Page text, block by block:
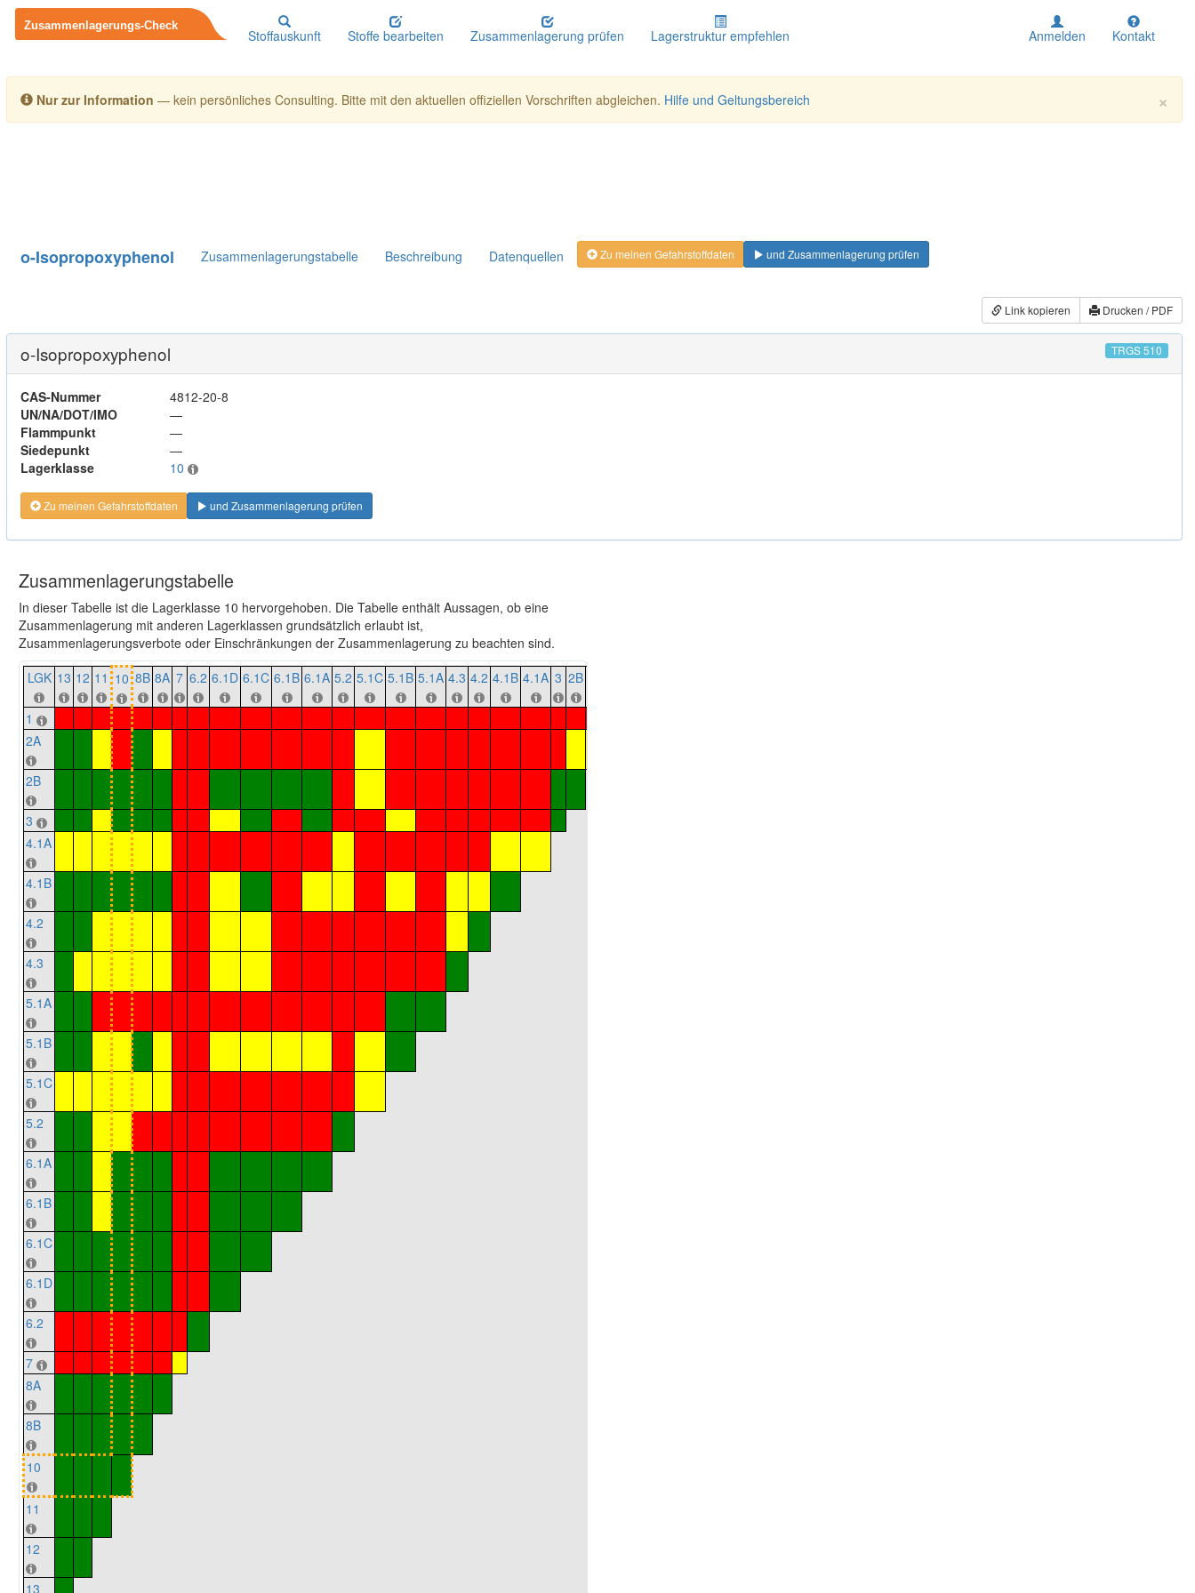
Stoffauskunft Stoffe bearbeiten Zusammenlagerung prüfen Lagerstruktur empfehlen Anmelden Kontakt
×
Nur zur Information — kein persönliches Consulting. Bitte mit den aktuellen offiziellen Vorschriften abgleichen. Hilfe und Geltungsbereich
o-Isopropoxyphenol Zusammenlagerungstabelle Beschreibung Datenquellen Zu meinen Gefahrstoffdaten und Zusammenlagerung prüfen
Link kopieren Drucken / PDF
o-Isopropoxyphenol TRGS 510
CAS-Nummer
4812-20-8
UN/NA/DOT/IMO
—
Flammpunkt
—
Siedepunkt
—
Lagerklasse
10
Zu meinen Gefahrstoffdaten und Zusammenlagerung prüfen
Zusammenlagerungstabelle
In dieser Tabelle ist die Lagerklasse 10 hervorgehoben. Die Tabelle enthält Aussagen, ob eine
Zusammenlagerung mit anderen Lagerklassen grundsätzlich erlaubt ist,
Zusammenlagerungsverbote oder Einschränkungen der Zusammenlagerung zu beachten sind.
LGK 13 12 11 10 8B 8A 7 6.2 6.1D 6.1C 6.1B 6.1A 5.2 5.1C 5.1B 5.1A 4.3 4.2 4.1B 4.1A 3 2B
1
2A
2B
3
4.1A
4.1B
4.2
4.3
5.1A
5.1B
5.1C
5.2
6.1A
6.1B
6.1C
6.1D
6.2
7
8A
8B
10
11
12
13